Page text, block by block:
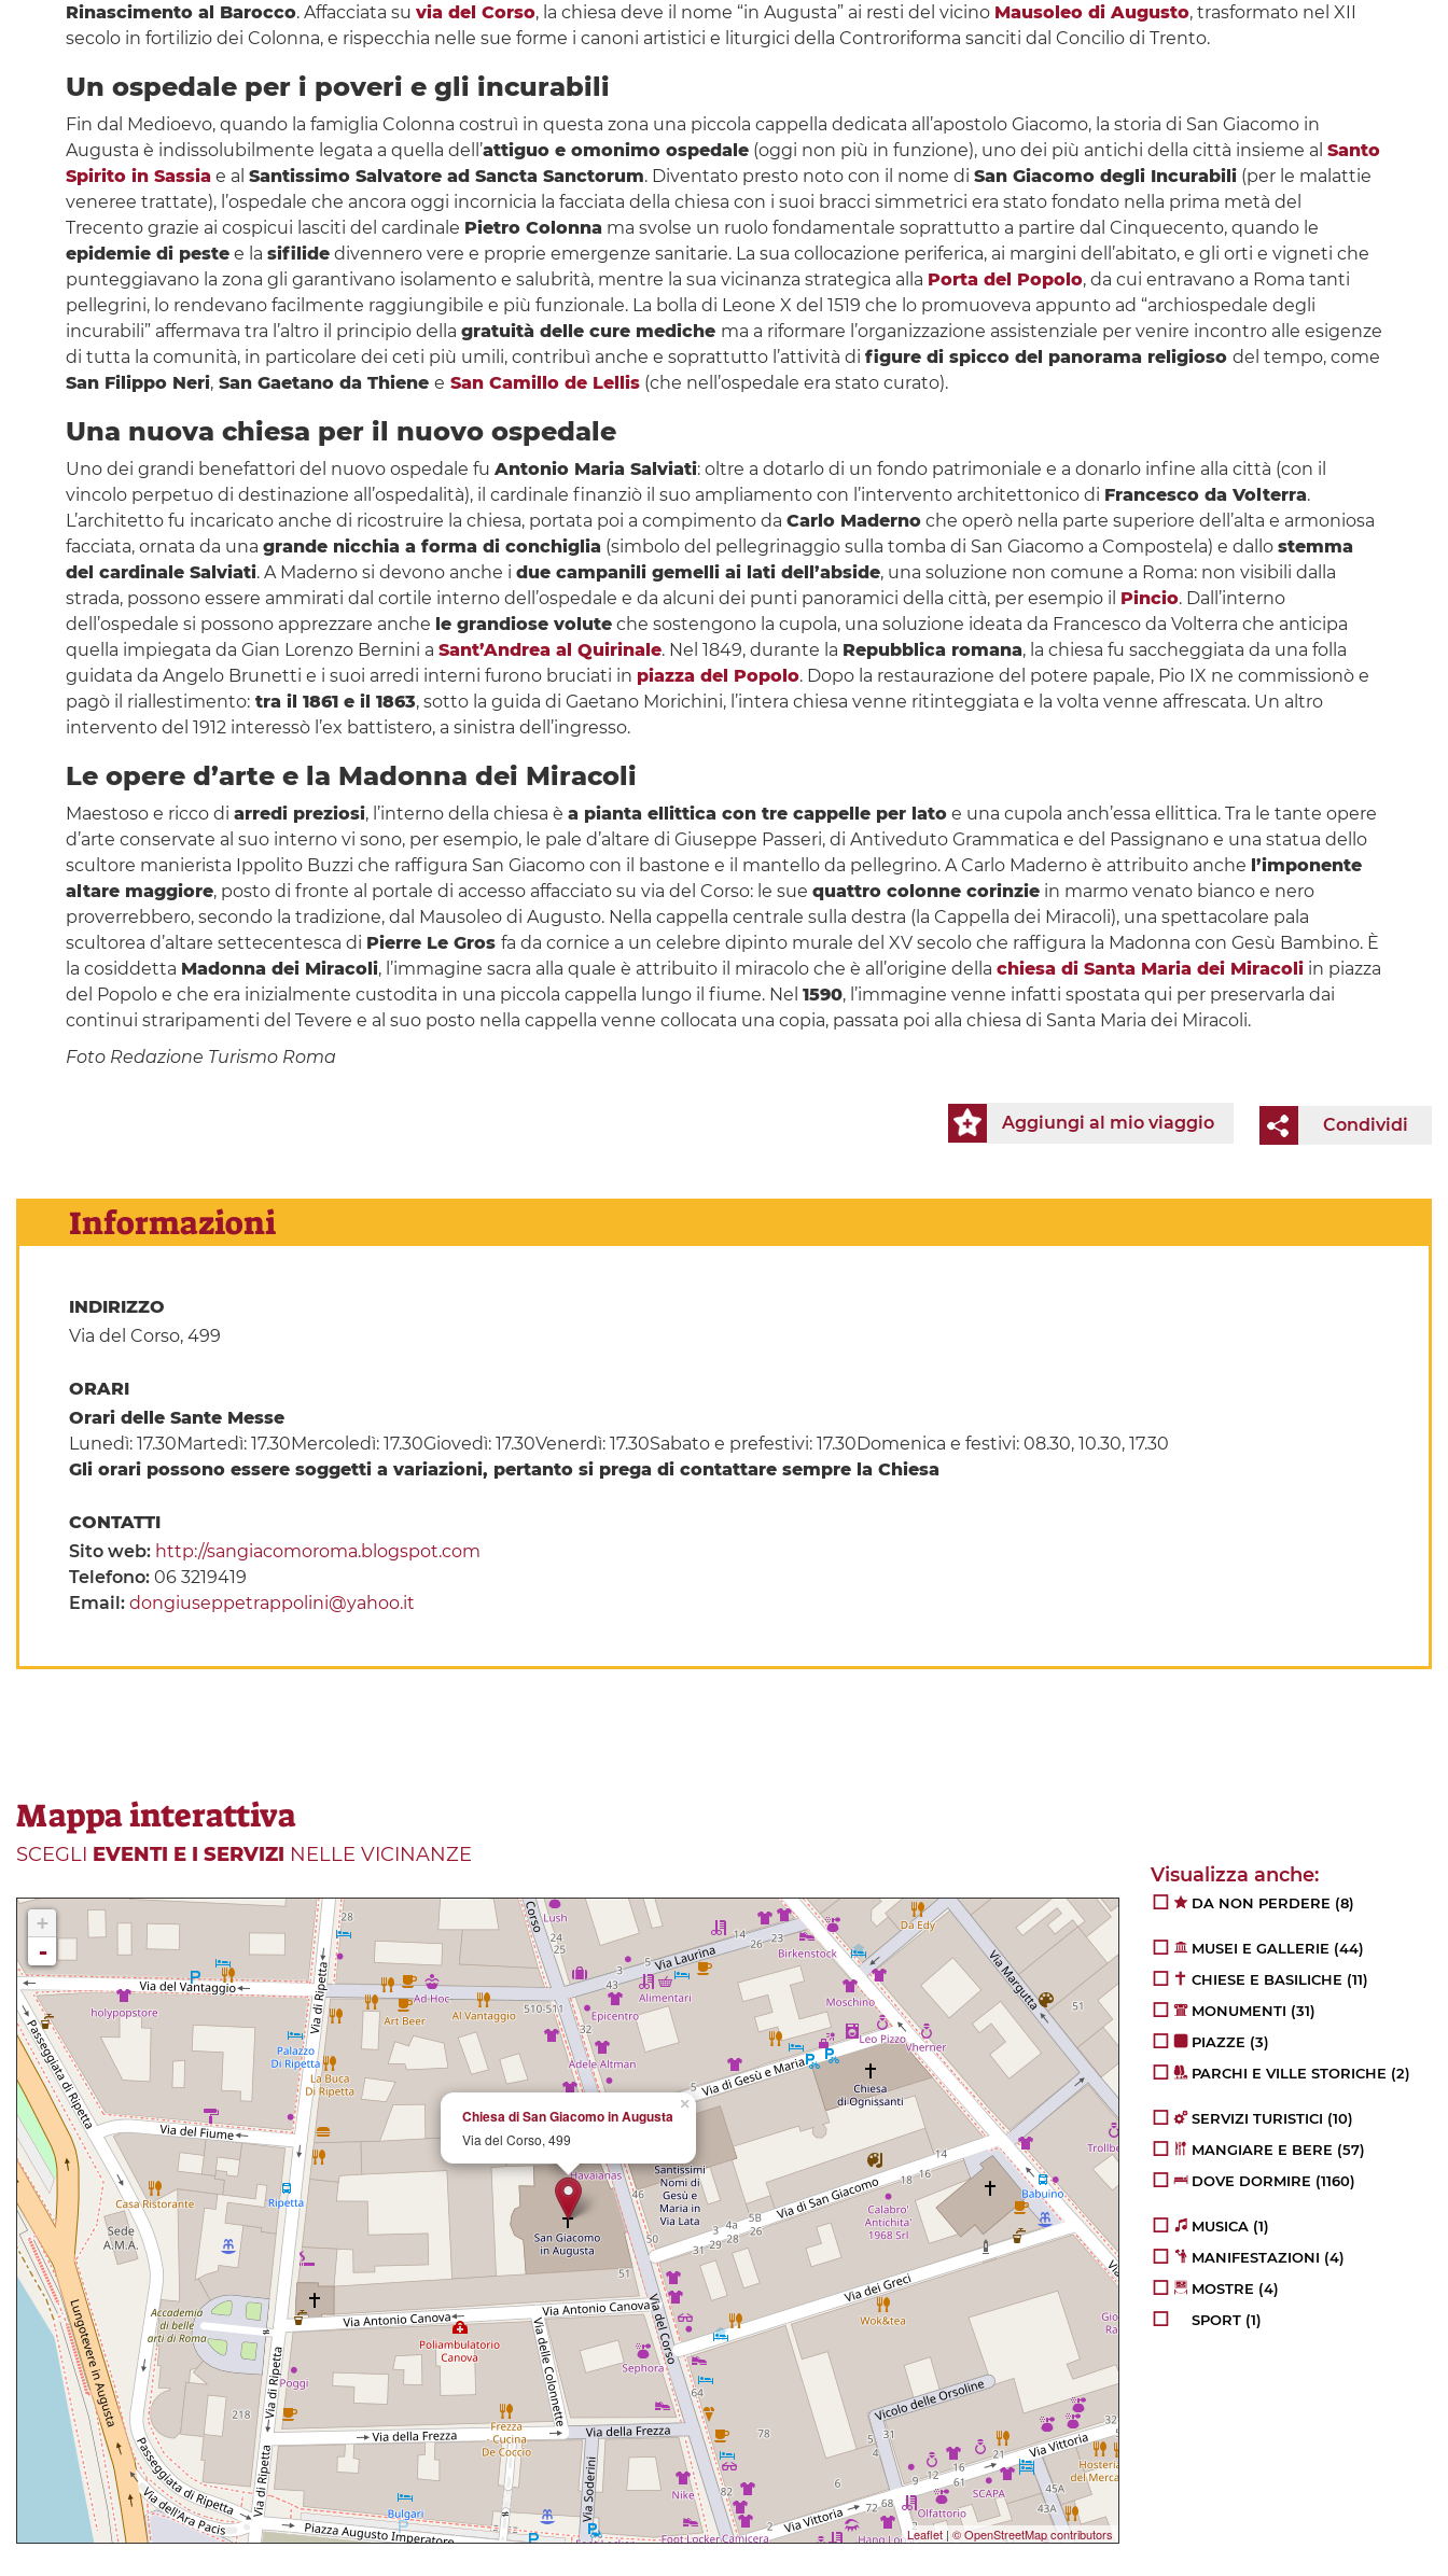
Rinascimento al Barocco. Affacciata su via del Corso, la chiesa deve il nome “in Augusta” ai resti del vicino Mausoleo di Augusto, trasformato nel XII
secolo in fortilizio dei Colonna, e rispecchia nelle sue forme i canoni artistici e liturgici della Controriforma sanciti dal Concilio di Trento.
Un ospedale per i poveri e gli incurabili
Fin dal Medioevo, quando la famiglia Colonna costruì in questa zona una piccola cappella dedicata all’apostolo Giacomo, la storia di San Giacomo in
Augusta è indissolubilmente legata a quella dell’attiguo e omonimo ospedale(oggi non più in funzione), uno dei più antichi della città insieme al Santo
Spirito in Sassiae al Santissimo Salvatore ad Sancta Sanctorum. Diventato presto noto con il nome di San Giacomo degli Incurabili(per le malattie
veneree trattate), l’ospedale che ancora oggi incornicia la facciata della chiesa con i suoi bracci simmetrici era stato fondato nella prima metà del
Trecento grazie ai cospicui lasciti del cardinale Pietro Colonna ma svolse un ruolo fondamentale soprattutto a partire dal Cinquecento, quando le
epidemie di pestee la sifilidedivennero vere e proprie emergenze sanitarie. La sua collocazione periferica, ai margini dell’abitato, e gli orti e vigneti che
punteggiavano la zona gli garantivano isolamento e salubrità, mentre la sua vicinanza strategica alla Porta del Popolo, da cui entravano a Roma tanti
pellegrini, lo rendevano facilmente raggiungibile e più funzionale. La bolla di Leone X del 1519 che lo promuoveva appunto ad “archiospedale degli
incurabili” affermava tra l’altro il principio della gratuità delle cure mediche ma a riformare l’organizzazione assistenziale per venire incontro alle esigenze
di tutta la comunità, in particolare dei ceti più umili, contribuì anche e soprattutto l’attività di figure di spicco del panorama religioso del tempo, come
San Filippo Neri,San Gaetano da Thiene e San Camillo de Lellis(che nell’ospedale era stato curato).
Una nuova chiesa per il nuovo ospedale
Uno dei grandi benefattori del nuovo ospedale fu Antonio Maria Salviati: oltre a dotarlo di un fondo patrimoniale e a donarlo infine alla città (con il
vincolo perpetuo di destinazione all’ospedalità), il cardinale finanziò il suo ampliamento con l’intervento architettonico di Francesco da Volterra.
L’architetto fu incaricato anche di ricostruire la chiesa, portata poi a compimento da Carlo Madernoche operò nella parte superiore dell’alta e armoniosa
facciata, ornata da una grande nicchia a forma di conchiglia (simbolo del pellegrinaggio sulla tomba di San Giacomo a Compostela) e dallo stemma
del cardinale Salviati. A Maderno si devono anche i due campanili gemelli ai lati dell’abside, una soluzione non comune a Roma: non visibili dalla
strada, possono essere ammirati dal cortile interno dell’ospedale e da alcuni dei punti panoramici della città, per esempio il Pincio. Dall’interno
dell’ospedale si possono apprezzare anche le grandiose voluteche sostengono la cupola, una soluzione ideata da Francesco da Volterra che anticipa
quella impiegata da Gian Lorenzo Bernini a Sant’Andrea al Quirinale. Nel 1849, durante la Repubblica romana, la chiesa fu saccheggiata da una folla
guidata da Angelo Brunetti e i suoi arredi interni furono bruciati in piazza del Popolo. Dopo la restaurazione del potere papale, Pio IX ne commissionò e
pagò il riallestimento:tra il 1861 e il 1863, sotto la guida di Gaetano Morichini, l’intera chiesa venne ritinteggiata e la volta venne affrescata. Un altro
intervento del 1912 interessò l’ex battistero, a sinistra dell’ingresso.
Le opere d’arte e la Madonna dei Miracoli
Maestoso e ricco di arredi preziosi, l’interno della chiesa è a pianta ellittica con tre cappelle per latoe una cupola anch’essa ellittica. Tra le tante opere
d’arte conservate al suo interno vi sono, per esempio, le pale d’altare di Giuseppe Passeri, di Antiveduto Grammatica e del Passignano e una statua dello
scultore manierista Ippolito Buzzi che raffigura San Giacomo con il bastone e il mantello da pellegrino. A Carlo Maderno è attribuito anche l’imponente
altare maggiore, posto di fronte al portale di accesso affacciato su via del Corso: le sue quattro colonne corinziein marmo venato bianco e nero
proverrebbero, secondo la tradizione, dal Mausoleo di Augusto. Nella cappella centrale sulla destra (la Cappella dei Miracoli), una spettacolare pala
scultorea d’altare settecentesca di Pierre Le Gros fa da cornice a un celebre dipinto murale del XV secolo che raffigura la Madonna con Gesù Bambino. È
la cosiddetta Madonna dei Miracoli, l’immagine sacra alla quale è attribuito il miracolo che è all’origine della chiesa di Santa Maria dei Miracoliin piazza
del Popolo e che era inizialmente custodita in una piccola cappella lungo il fiume. Nel 1590, l’immagine venne infatti spostata qui per preservarla dai
continui straripamenti del Tevere e al suo posto nella cappella venne collocata una copia, passata poi alla chiesa di Santa Maria dei Miracoli.
Foto Redazione Turismo Roma
Condividi
Aggiungi al mio viaggio
Informazioni
INDIRIZZO
Via del Corso, 499
ORARI
Orari delle Sante Messe
Lunedì: 17.30Martedì: 17.30Mercoledì: 17.30Giovedì: 17.30Venerdì: 17.30Sabato e prefestivi: 17.30Domenica e festivi: 08.30, 10.30, 17.30
Gli orari possono essere soggetti a variazioni, pertanto si prega di contattare sempre la Chiesa
CONTATTI
Sito web: http://sangiacomoroma.blogspot.com
Telefono: 06 3219419
Email: dongiuseppetrappolini@yahoo.it
Mappa interattiva
SCEGLI EVENTI E I SERVIZI NELLE VICINANZE
×
Chiesa di San Giacomo in Augusta
Via del Corso, 499
+
-
Leaflet | © OpenStreetMap contributors
DA NON PERDERE (8)
MUSEI E GALLERIE (44)
CHIESE E BASILICHE (11)
MONUMENTI (31)
PIAZZE (3)
PARCHI E VILLE STORICHE (2)
SERVIZI TURISTICI (10)
MANGIARE E BERE (57)
DOVE DORMIRE (1160)
MUSICA (1)
MANIFESTAZIONI (4)
MOSTRE (4)
SPORT (1)